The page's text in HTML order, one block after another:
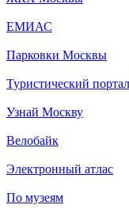
ЕМИАС
Парковки Москвы
Туристический
Узнай Москву
Велобайк
Электронный атлас
По музеям